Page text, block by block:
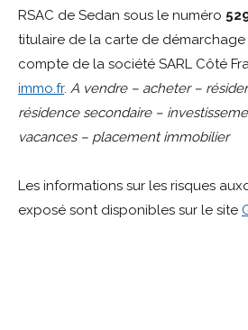
RSAC de Sedan sous le numéro
titulaire de la carte de
compte de la société SARL Côté
immo.fr. A vendre – acheter –
résidence secondaire –
vacances – placement immobilier
Les informations sur les risques
exposé sont disponibles sur le site